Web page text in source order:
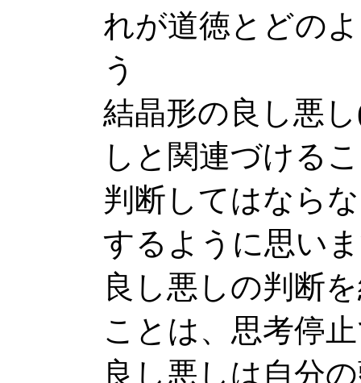
れが道徳とどの
う
結晶形の良し悪
しと関連づける
判断してはなら
するように思い
良し悪しの判断
ことは、思考停
良し悪しは自分